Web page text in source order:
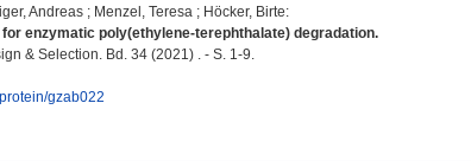
Andreas ; Menzel, Teresa ; Höcker, Birte:
enzymatic poly(ethylene-terephthalate) degradation.
& Selection. Bd. 34 (2021) . - S. 1-9.
gzab022